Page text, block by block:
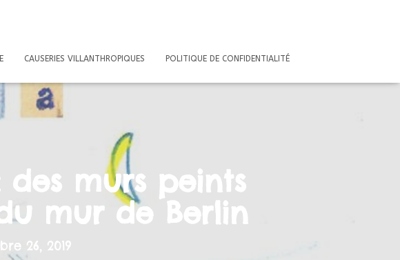
CAUSERIES VILLANTHROPIQUES POLITIQUE DE CONFIDENTIALITÉ
murs peints
mur de Berlin
26, 2019